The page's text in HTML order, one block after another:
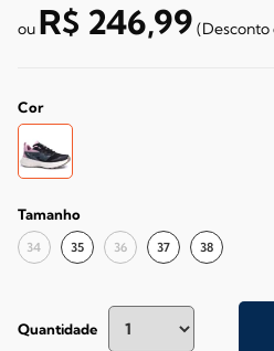
R$ 246,99 (Desconto
Cor
Tamanho
34 35 36 37 38
Quantidade